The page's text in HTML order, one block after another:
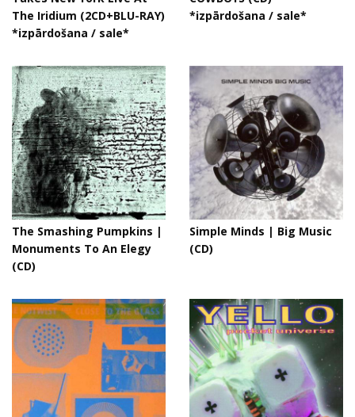
The Iridium (2CD+BLU-RAY)
*izpārdošana / sale*
*izpārdošana / sale*
The Smashing Pumpkins |
Monuments To An Elegy
(CD)
Simple Minds | Big Music
(CD)